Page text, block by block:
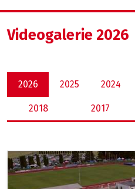
Videogalerie 2026
2026 2025 2024
2018 2017